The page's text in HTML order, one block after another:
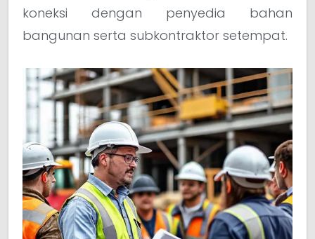
koneksi dengan penyedia bahan
bangunan serta subkontraktor setempat.